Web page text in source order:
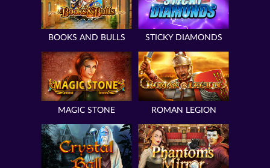
BOOKS AND BULLS STICKY DIAMONDS
MAGIC STONE ROMAN LEGION